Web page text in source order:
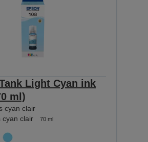
Light Cyan ink
ml)
cyan clair
cyan clair
70 ml